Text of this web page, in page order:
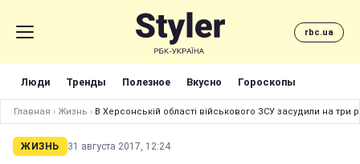
rbc.ua
Люди Тренды Полезное Вкусно Гороскопы
Главная › Жизнь › В Херсонській області військового ЗСУ засудили на три
ЖИЗНЬ 31 августа 2017, 12:24